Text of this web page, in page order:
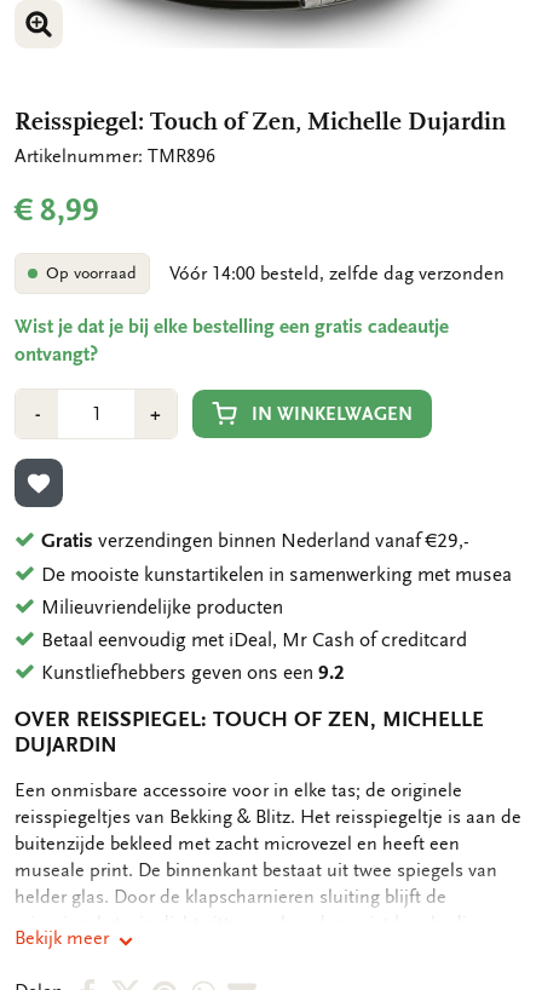
VERGROOT AFBEELDING
Reisspiegel: Touch of Zen, Michelle Dujardin
Artikelnummer: TMR896
€ 8,99
Op voorraad Vóór 14:00 besteld, zelfde dag verzonden
Wist je dat je bij elke bestelling een gratis cadeautje
ontvangt?
-Min
1
+Plus
1
IN WINKELWAGEN
TOEVOEGEN AAN VERLANGLIJST
Gratis verzendingen binnen Nederland vanaf €29,-
De mooiste kunstartikelen in samenwerking met musea
Milieuvriendelijke producten
Betaal eenvoudig met iDeal, Mr Cash of creditcard
Kunstliefhebbers geven ons een9.2
OVER REISSPIEGEL: TOUCH OF ZEN, MICHELLE
DUJARDIN
OMSCHRIJVING
Een onmisbare accessoire voor in elke tas; de originele
reisspiegeltjes van Bekking & Blitz. Het reisspiegeltje is aan de
buitenzijde bekleed met zacht microvezel en heeft een
museale print. De binnenkant bestaat uit twee spiegels van
helder glas. Door de klapscharnieren sluiting blijft de
Doorsnede 6,5 cm - Dikte 0,9 cm - Buitenzijde full color
bedrukt microvezel - Binnenzijde twee spiegeltjes
Bekijk meer